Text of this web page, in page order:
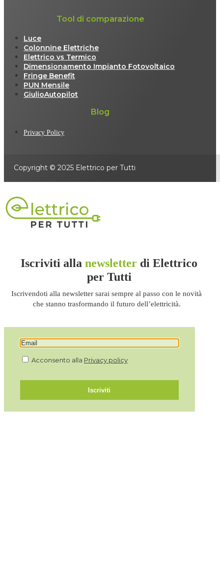
Tool di comparazione
Luce
Colonnine Elettriche
Elettrico vs Termico
Dimensionamento Impianto Fotovoltaico
Fringe Benefit
PUN Mensile
GiulioAutopilot
Blog
Privacy Policy
Copyright © 2025 Elettrico per Tutti
Iscriviti allanewsletter di Elettrico
per Tutti
Iscrivendoti alla newsletter sarai sempre al passo con le novità
che stanno trasformando il futuro dell’elettricità.
Acconsento alla Privacy policy
Iscriviti